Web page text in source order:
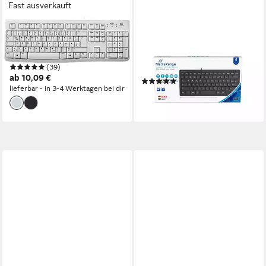
Fast ausverkauft
LOGITECH
K120 for Business USB-
Tastatur
(39)
ab 10,09 €
lieferbar - in 3-4 Werktagen bei dir
mit Kabel Keyboard QWERTZ
schwarz MROS112 Tastatur
(1)
7,66 €
lieferbar - in 3-4 Werktagen bei dir